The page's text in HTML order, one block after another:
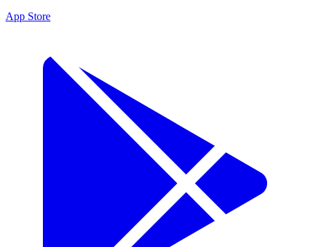
App Store